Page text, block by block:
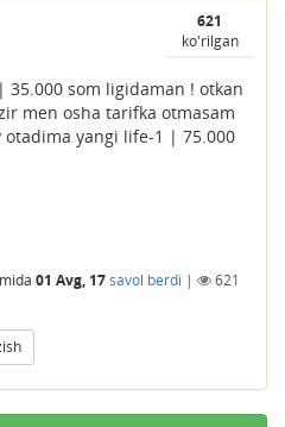
621
ko'rilgan
som ligidaman ! otkan
men osha tarifka otmasam
otadima yangi life-1 | 75.000
01 Avg, 17savol berdi |
621